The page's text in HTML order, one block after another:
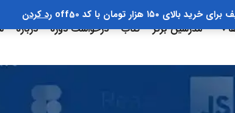
رد کردن
مدرسین برتر کتاب درخواست دوره درباره